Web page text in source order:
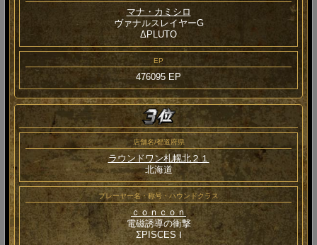
マナ・カミシロ
ヴァナルスレイヤーG
ΔPLUTO
EP
476095 EP
店舗名/都道府県
ラウンドワン札幌北２１
北海道
プレーヤー名・称号・ハウンドクラス
ｃｏｎｃｏｎ
電磁誘導の衝撃
ΣPISCES Ⅰ